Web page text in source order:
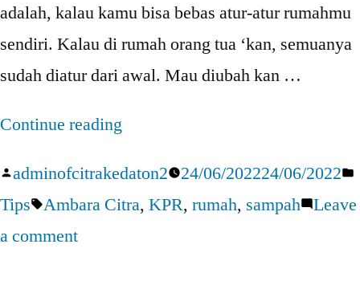
adalah, kalau kamu bisa bebas atur-atur rumahmu
sendiri. Kalau di rumah orang tua ‘kan, semuanya
sudah diatur dari awal. Mau diubah kan …
Continue reading
memiliki
Rumah
Posted
by
adminofcitrakedaton2 24/06/202224/06/2022
Tips Tags:
Ambara Citra, KPR, rumah, sampah Leave
a commenton